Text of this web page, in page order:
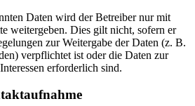
Daten wird der Betreiber nur mit
weitergeben. Dies gilt nicht, sofern er
zur Weitergabe der Daten (z. B.
verpflichtet ist oder die Daten zur
erforderlich sind.